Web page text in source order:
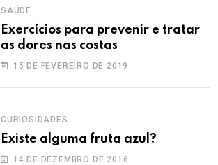
SAÚDE
Exercícios para prevenir e tratar
as dores nas costas
15 DE FEVEREIRO DE 2019
CURIOSIDADES
Existe alguma fruta azul?
14 DE DEZEMBRO DE 2016